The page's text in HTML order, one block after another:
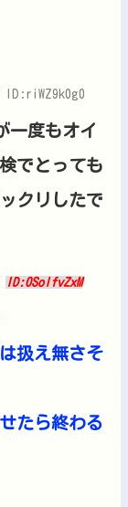
一度もオイ
でとっても
クリしたで
ID:0SolfvZxM
扱え無さそ
たら終わる